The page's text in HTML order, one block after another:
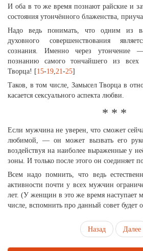
И оба в то же время познают райские и
состояния утончённого блаженства,
Надо ведь понимать, что одним из
духовного совершенствования
сознания. Именно через
познанию самого тончайшего из
Творца! [15-19,21-25]
Таков, в том числе, Замысел Творца в
касается сексуального аспекта любви.
* * *
Если мужчина не уверен, что сможет
любимой, — он может вызвать его
воздействуя на наиболее выраженные у
зоны. И только после этого он соединяет
Всем надо помнить, что ведь
активности почти у всех мужчин
лет. (У женщин в это же время наступает
числе, вспомнить про данный совет будет
Назад Далее